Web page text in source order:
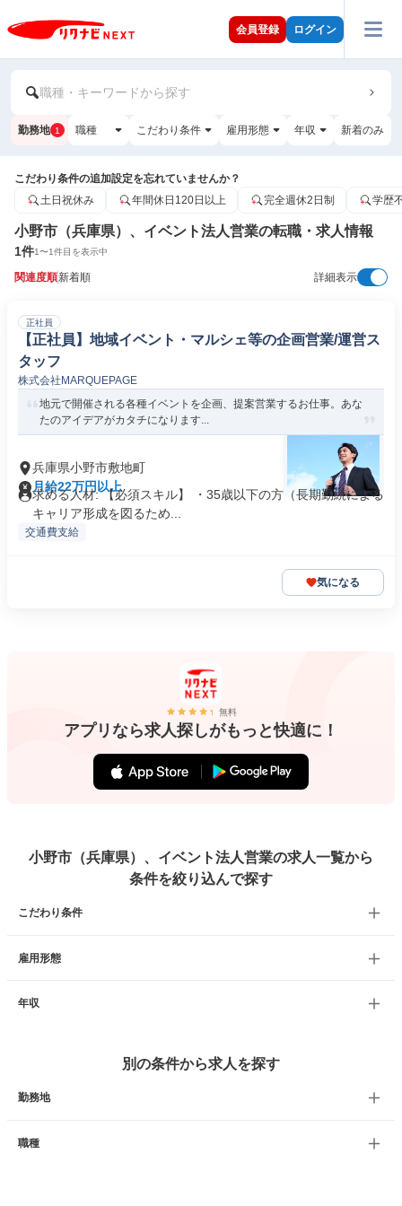
会員登録 ログイン
職種・キーワードから探す
勤務地 1 職種 こだわり条件 雇用形態 年収 新着のみ
こだわり条件の追加設定を忘れていませんか？
土日祝休み
年間休日120日以上 完全週休2日制 学歴
小野市（兵庫県）、イベント法人営業の転職・求人情報
1件1〜1件目を表示中
関連度順新着順 詳細表示
正社員
【正社員】地域イベント・マルシェ等の企画営業/運営ス
タッフ
株式会社MARQUEPAGE
地元で開催される各種イベントを企画、提案営業するお仕事。あな
たのアイデアがカタチになります...
兵庫県小野市敷地町
月給22万円以上
求める人材: 【必須スキル】 ・35歳以下の方（長期勤続による
キャリア形成を図るため...
交通費支給
気になる
無料
アプリなら求人探しがもっと快適に！
小野市（兵庫県）、イベント法人営業の求人一覧から
条件を絞り込んで探す
こだわり条件
雇用形態
年収
別の条件から求人を探す
勤務地
職種